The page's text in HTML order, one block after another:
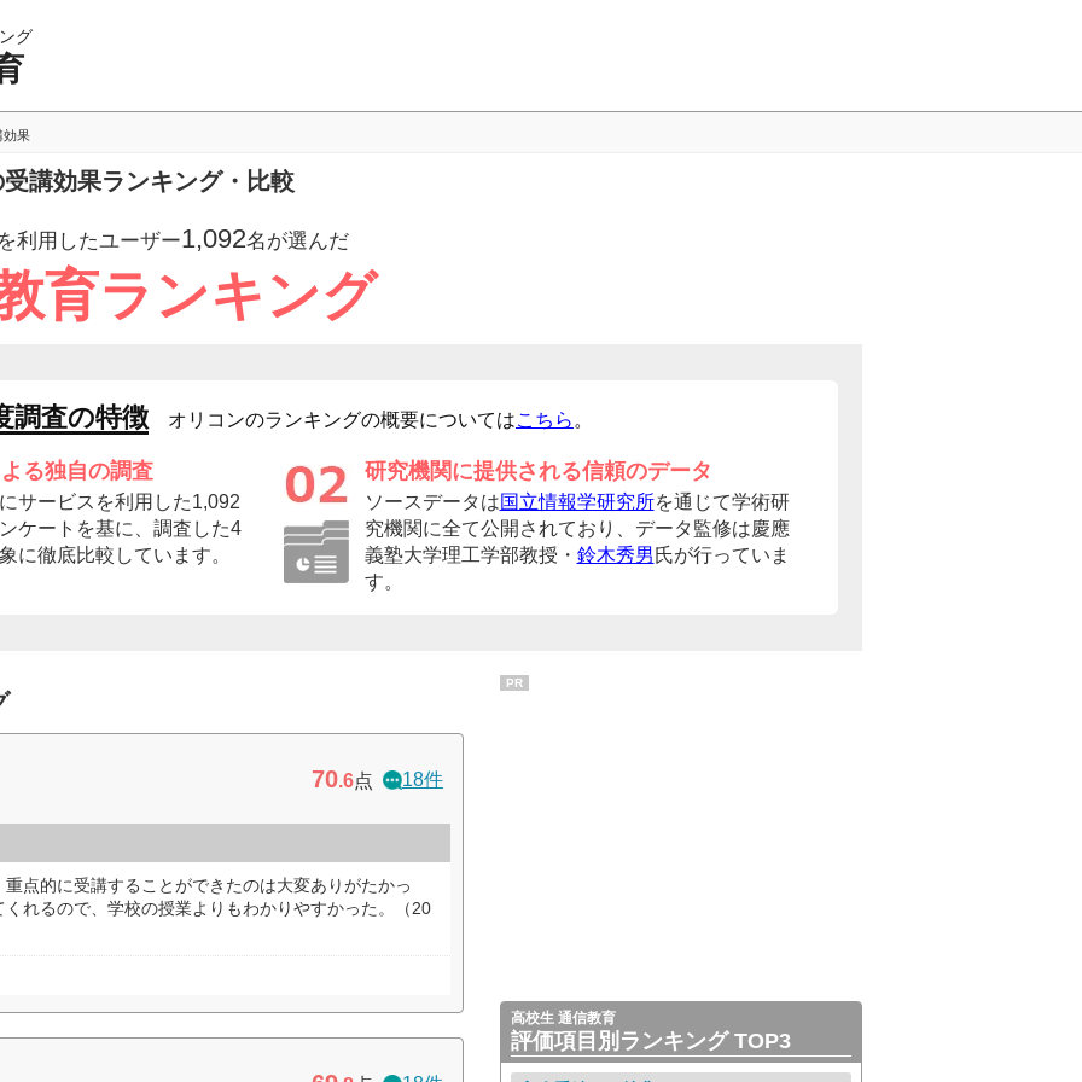
グ
効果
講効果ランキング・比較
利用したユーザー1,092名が選んだ
育ランキング
調査の特徴 オリコンのランキングの概要についてはこちら 。
る独自の調査
サービスを利用した1,092
ケートを基に、調査した4
に徹底比較しています。
研究機関に提供される信頼のデータ
ソースデータは国立情報学研究所を通じて学術研
究機関に全て公開されており、データ監修は慶應
義塾大学理工学部教授・ 鈴木秀男 氏が行っていま
す。
70.6点 18件
点的に受講することができたのは大変ありがたかっ
れるので、学校の授業よりもわかりやすかった。（20
PR
高校生 通信教育
評価項目別ランキング TOP3